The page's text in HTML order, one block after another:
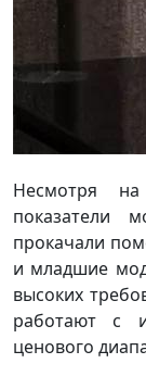
Несмотря
показатели
прокачали
и младшие
высоких
работают с
ценового